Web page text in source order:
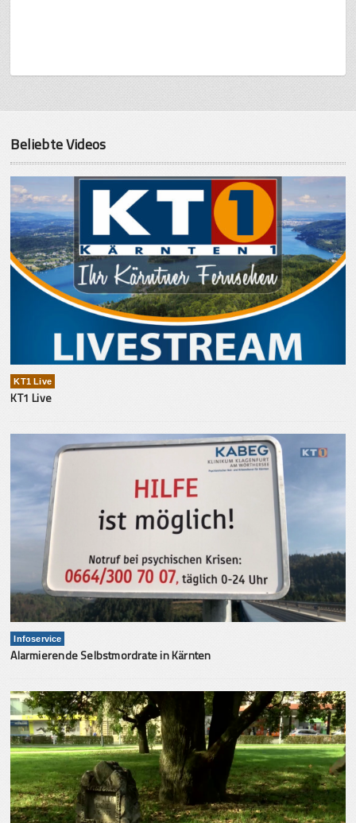
Beliebte Videos
KT1 Live
KT1 Live
Infoservice
Alarmierende Selbstmordrate in Kärnten